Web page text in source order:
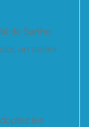
de Sarthe
un atelier
les